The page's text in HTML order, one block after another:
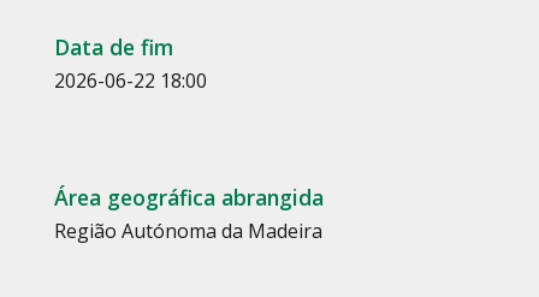
Data de fim
2026-06-22 18:00
Área geográfica abrangida
Região Autónoma da Madeira